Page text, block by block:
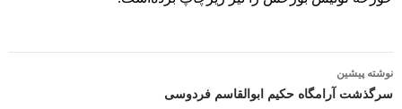
نوشته
نوشته پیشین
سرگذشت آرامگاه حکیم ابوالقاسم فردوسی